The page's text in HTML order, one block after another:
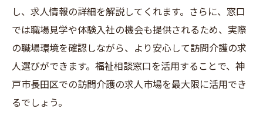
最新の求人情報を入手するメリット
窓口スタッフとの関係構築
訪問介護業界の動向を知る
自分に合った求人を見つけるヒント
相談から採用までの流れを理解
複数の求人を比較して神戸市長田区で平日に働
し、求人情報の詳細を解説してくれます。さらに、窓口
では職場見学や体験入社の機会も提供されるため、実際
の職場環境を確認しながら、より安心して訪問介護の求
人選びができます。福祉相談窓口を活用することで、神
戸市長田区での訪問介護の求人市場を最大限に活用でき
るでしょう。